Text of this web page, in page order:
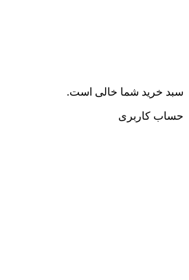
سبد خرید شما خالی است.
حساب کاربری